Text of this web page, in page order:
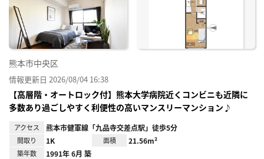
熊本市中央区
情報更新日 2026/08/04 16:38
【高層階・オートロック付】熊本大学病院近くコンビニも近隣に
多数あり過ごしやすく利便性の高いマンスリーマンション♪
アクセス 熊本市健軍線「九品寺交差点駅」徒歩5分
間取り 1K 面積 21.56m²
築年数 1991年 6月 築